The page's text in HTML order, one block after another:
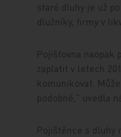
staré dluhy je už
dlužníky, firmy v
Pojišťovna naopak
zaplatit v letech
komunikovat.
podobně," uvedla
Pojištěnce s dluhy